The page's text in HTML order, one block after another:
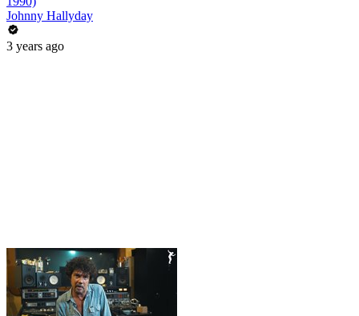
Johnny Hallyday
3 years ago